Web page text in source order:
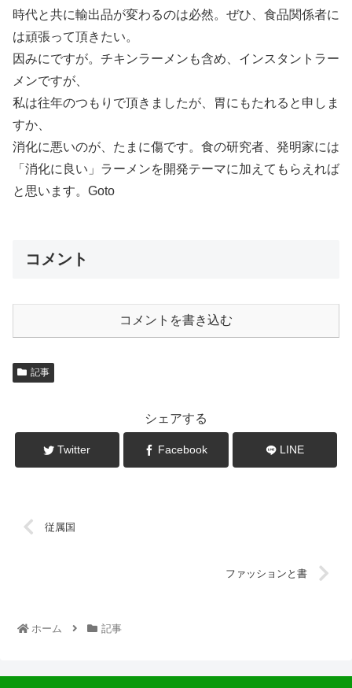
時代と共に輸出品が変わるのは必然。ぜひ、食品関係者に
は頑張って頂きたい。
因みにですが。チキンラーメンも含め、インスタントラー
メンですが、
私は往年のつもりで頂きましたが、胃にもたれると申しま
すか、
消化に悪いのが、たまに傷です。食の研究者、発明家には
「消化に良い」ラーメンを開発テーマに加えてもらえれば
と思います。Goto
コメント
コメントを書き込む
記事
シェアする
Twitter Facebook LINE
従属国
ファッションと書
ホーム 記事